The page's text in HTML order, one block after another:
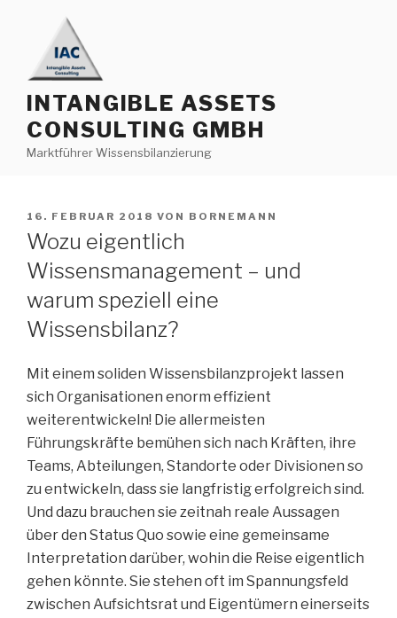
springen
INTANGIBLE ASSETS
CONSULTING GMBH
Marktführer Wissensbilanzierung
VERÖFFENTLICHT
AM
16. FEBRUAR 2018 VON BORNEMANN
Wozu eigentlich
Wissensmanagement – und
warum speziell eine
Wissensbilanz?
Mit einem soliden Wissensbilanzprojekt lassen
sich Organisationen enorm effizient
weiterentwickeln! Die allermeisten
Führungskräfte bemühen sich nach Kräften, ihre
Teams, Abteilungen, Standorte oder Divisionen so
zu entwickeln, dass sie langfristig erfolgreich sind.
Und dazu brauchen sie zeitnah reale Aussagen
über den Status Quo sowie eine gemeinsame
Interpretation darüber, wohin die Reise eigentlich
gehen könnte. Sie stehen oft im Spannungsfeld
zwischen Aufsichtsrat und Eigentümern einerseits